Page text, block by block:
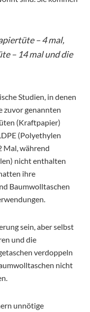
– 4 mal,
– 14 mal und die
Studien, in denen
zuvor genannten
(Kraftpapier)
(Polyethylen
Mal, während
nicht enthalten
ihre
Baumwolltaschen
sein, aber selbst
und die
verdoppeln
nicht
unnötige